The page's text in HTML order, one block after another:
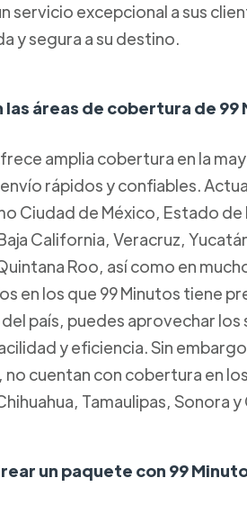
servicio excepcional a sus
y segura a su destino.
las áreas de cobertura de 99
amplia cobertura en la
rápidos y confiables.
Ciudad de México, Estado de
California, Veracruz,
Roo, así como en
en los que 99 Minutos tiene
país, puedes aprovechar los
y eficiencia. Sin
cuentan con cobertura en
Tamaulipas, Sonora y
un paquete con 99